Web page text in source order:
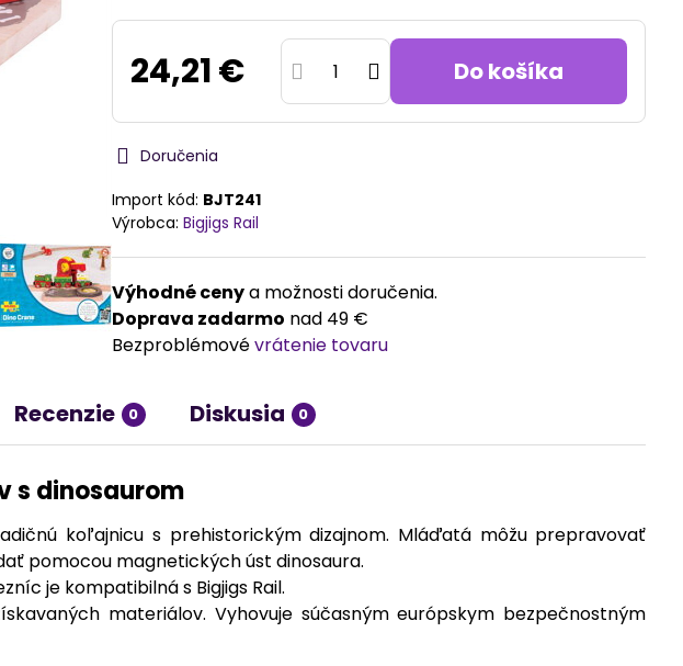
24,21 € Do košíka
Doručenia
Import kód: BJT241
Výrobca:Bigjigs Rail
Výhodné cenya možnosti doručenia.
Doprava zadarmo nad 49 €
Bezproblémovévrátenie tovaru
Recenzie 0 Diskusia 0
s dinosaurom
koľajnicu s prehistorickým dizajnom. Mláďatá môžu prepravovať
pomocou magnetických úst dinosaura.
je kompatibilná s Bigjigs Rail.
materiálov. Vyhovuje súčasným európskym bezpečnostným